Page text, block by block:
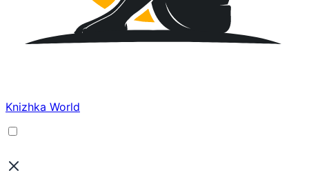
Knizhka World